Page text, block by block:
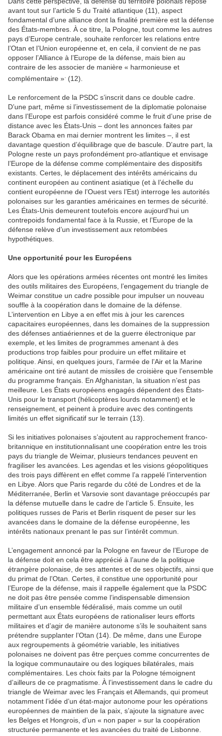
avant tout sur l’article 5 du Traité atlantique (11), aspect
fondamental d’une alliance dont la finalité première est la défense
des États-membres. À ce titre, la Pologne, tout comme les autres
pays d’Europe centrale, souhaite renforcer les relations entre
l’Otan et l’Union européenne et, en cela, il convient de ne pas
opposer l’Alliance à l’Europe de la défense, mais bien au
contraire de les associer de manière « harmonieuse et
complémentaire » (12).
Le renforcement de la PSDC s’inscrit dans ce double cadre.
D’une part, même si l’investissement de la diplomatie polonaise
dans l’Europe est parfois considéré comme le fruit d’une prise de
distance avec les États-Unis – dont les annonces faites par
Barack Obama en mai dernier montrent les limites –, il est
davantage question d’équilibrage que de bascule. D’autre part, la
Pologne reste un pays profondément pro-atlantique et envisage
l’Europe de la défense comme complémentaire des dispositifs
existants. Certes, le déplacement des intérêts américains du
continent européen au continent asiatique (et à l’échelle du
contient européenne de l’Ouest vers l’Est) interroge les autorités
polonaises sur les garanties américaines en termes de sécurité.
Les États-Unis demeurent toutefois encore aujourd’hui un
contrepoids fondamental face à la Russie, et l’Europe de la
défense relève d’un investissement aux retombées
hypothétiques.
Une opportunité pour les Européens
Alors que les opérations armées récentes ont montré les limites
des outils militaires des Européens, l’engagement du triangle de
Weimar constitue un cadre possible pour impulser un nouveau
souffle à la coopération dans le domaine de la défense.
L’intervention en Libye a en effet mis à jour les carences
capacitaires européennes, dans les domaines de la suppression
des défenses antiaériennes et de la guerre électronique par
exemple, et les limites de programmes amenant à des
productions trop faibles pour produire un effet militaire et
politique. Ainsi, en quelques jours, l’armée de l’Air et la Marine
américaine ont tiré autant de missiles de croisière que l’ensemble
du programme français. En Afghanistan, la situation n’est pas
meilleure. Les États européens engagés dépendent des États-
Unis pour le transport (hélicoptères lourds notamment) et le
renseignement, et peinent à produire avec des contingents
limités un effet significatif sur le terrain (13).
Si les initiatives polonaises s’ajoutent au rapprochement franco-
britannique en institutionnalisant une coopération entre les trois
pays du triangle de Weimar, plusieurs tendances peuvent en
fragiliser les avancées. Les agendas et les visions géopolitiques
des trois pays diffèrent en effet comme l’a rappelé l’intervention
en Libye. Alors que Paris regarde du côté de Londres et de la
Méditerranée, Berlin et Varsovie sont davantage préoccupés par
la défense mutuelle dans le cadre de l’article 5. Ensuite, les
politiques russes de Paris et Berlin risquent de peser sur les
avancées dans le domaine de la défense européenne, les
intérêts nationaux prenant le pas sur l’intérêt commun.
L’engagement annoncé par la Pologne en faveur de l’Europe de
la défense doit en cela être apprécié à l’aune de la politique
étrangère polonaise, de ses attentes et de ses objectifs, ainsi que
du primat de l’Otan. Certes, il constitue une opportunité pour
l’Europe de la défense, mais il rappelle également que la PSDC
ne doit pas être pensée comme l’indispensable dimension
militaire d’un ensemble fédéralisé, mais comme un outil
permettant aux États européens de rationaliser leurs efforts
militaires et d’agir de manière autonome s’ils le souhaitent sans
prétendre supplanter l’Otan (14). De même, dans une Europe
aux regroupements à géométrie variable, les initiatives
polonaises ne doivent pas être perçues comme concurrentes de
la logique communautaire ou des logiques bilatérales, mais
complémentaires. Les choix faits par la Pologne témoignent
d’ailleurs de ce pragmatisme. À l’investissement dans le cadre du
triangle de Weimar avec les Français et Allemands, qui promeut
notamment l’idée d’un état-major autonome pour les opérations
européennes de maintien de la paix, s’ajoute la signature avec
les Belges et Hongrois, d’un « non paper » sur la coopération
structurée permanente et les avancées du traité de Lisbonne.